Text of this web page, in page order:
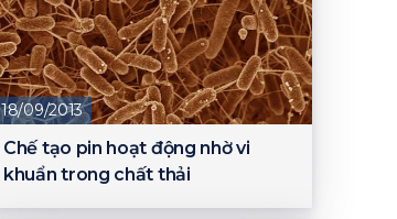
18/09/2013
Chế tạo pin hoạt động nhờ vi
khuẩn trong chất thải